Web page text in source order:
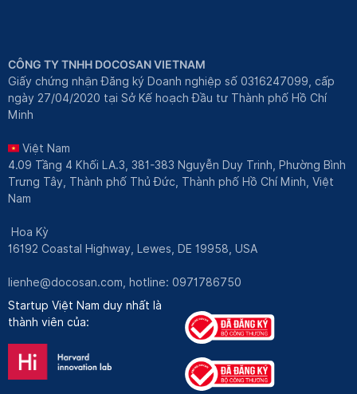
CÔNG TY TNHH DOCOSAN VIETNAM
Giấy chứng nhận Đăng ký Doanh nghiệp số 0316247099, cấp
ngày 27/04/2020 tại Sở Kế hoạch Đầu tư Thành phố Hồ Chí
Minh
Việt Nam
4.09 Tầng 4 Khối LA.3, 381-383 Nguyễn Duy Trinh, Phường Bình
Trưng Tây, Thành phố Thủ Đức, Thành phố Hồ Chí Minh, Việt
Nam
Hoa Kỳ
16192 Coastal Highway, Lewes, DE 19958, USA
lienhe@docosan.com , hotline: 0971786750
Startup Việt Nam duy nhất là
thành viên của: